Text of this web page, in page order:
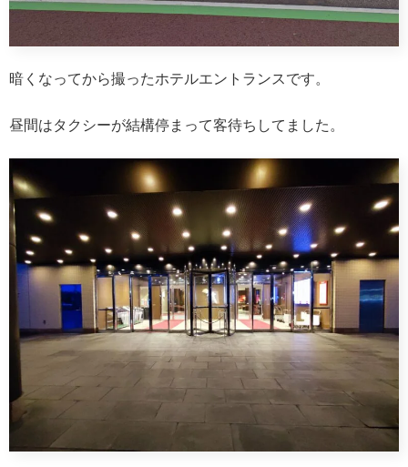
暗くなってから撮ったホテルエントランスです。
昼間はタクシーが結構停まって客待ちしてました。